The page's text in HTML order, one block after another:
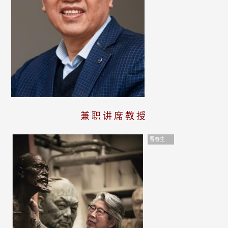
兼职讲席教授
曹春生